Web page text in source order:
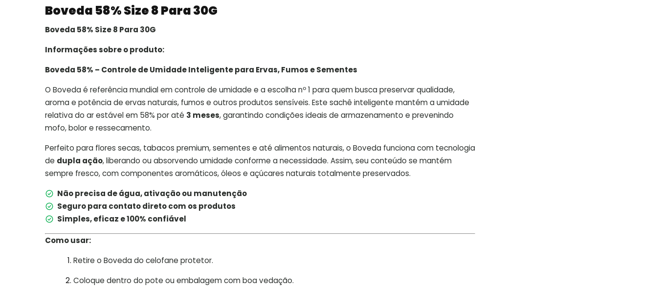
Boveda 58% Size 8 Para 30G
Boveda 58% Size 8 Para 30G
Informações sobre o produto:
Boveda 58% – Controle de Umidade Inteligente para Ervas, Fumos e Sementes
O Boveda é referência mundial em controle de umidade e a escolha nº 1 para quem busca preservar qualidade,
aroma e potência de ervas naturais, fumos e outros produtos sensíveis. Este sachê inteligente mantém a umidade
relativa do ar estável em 58% por até 3 meses, garantindo condições ideais de armazenamento e prevenindo
mofo, bolor e ressecamento.
Perfeito para flores secas, tabacos premium, sementes e até alimentos naturais, o Boveda funciona com tecnologia
de dupla ação, liberando ou absorvendo umidade conforme a necessidade. Assim, seu conteúdo se mantém
sempre fresco, com componentes aromáticos, óleos e açúcares naturais totalmente preservados.
Não precisa de água, ativação ou manutenção
Seguro para contato direto com os produtos
Simples, eficaz e 100% confiável
Como usar:
Retire o Boveda do celofane protetor.
Coloque dentro do pote ou embalagem com boa vedação.